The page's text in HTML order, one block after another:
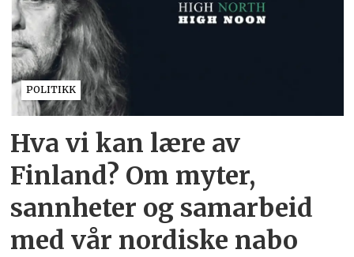
POLITIKK
Hva vi kan lære av
Finland? Om myter,
sannheter og samarbeid
med vår nordiske nabo